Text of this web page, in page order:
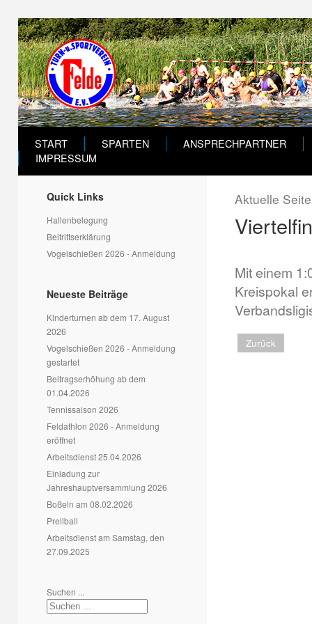
START SPARTEN
ANSPRECHPARTNER
IMPRESSUM
Quick Links
Hallenbelegung
Beitrittserklärung
Vogelschießen 2026 - Anmeldung
Neueste Beiträge
Kinderturnen ab dem 17. August
2026
Vogelschießen 2026 - Anmeldung
gestartet
Beitragserhöhung ab dem
01.04.2026
Tennissaison 2026
Feldathlon 2026 - Anmeldung
eröffnet
Arbeitsdienst 25.04.2026
Einladung zur
Jahreshauptversammlung 2026
Boßeln am 08.02.2026
Prellball
Arbeitsdienst am Samstag, den
27.09.2025
Suchen ...
Aktuelle
Mit einem
Kreispokal
Zurück